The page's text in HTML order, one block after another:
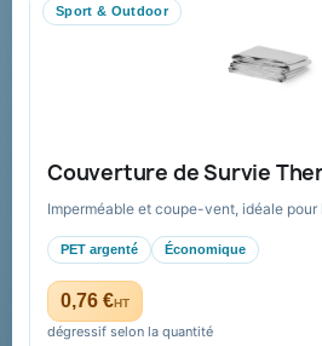
Sport & Outdoor
Couverture de Survie
Imperméable et coupe-vent, idéale pour
PET argenté Économique
0,76 €HT
dégressif selon la quantité
FAQ sur Promenoch Goodies Pub
Conditions de retour
Paiement sécurisé
Plan du site